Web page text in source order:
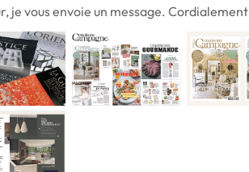
je vous envoie un message. Cordialement